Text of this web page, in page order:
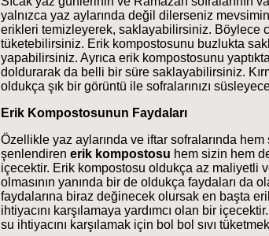
yalnızca yaz aylarında değil dilerseniz
erikleri temizleyerek, saklayabilirsiniz. Böylece
tüketebilirsiniz. Erik kompostosunu buzlukta
yapabilirsiniz. Ayrıca erik kompostosunu
doldurarak da belli bir süre saklayabilirsiniz.
oldukça şık bir görüntü ile sofralarınızı
Erik Kompostosunun Faydaları
Özellikle yaz aylarında ve iftar sofralarında hem
şenlendiren erik kompostosu hem sizin hem
içecektir. Erik kompostosu oldukça az maliyetli
olmasının yanında bir de oldukça faydaları da
faydalarına biraz değinecek olursak en başta
ihtiyacını karşılamaya yardımcı olan bir
su ihtiyacını karşılamak için bol bol sıvı